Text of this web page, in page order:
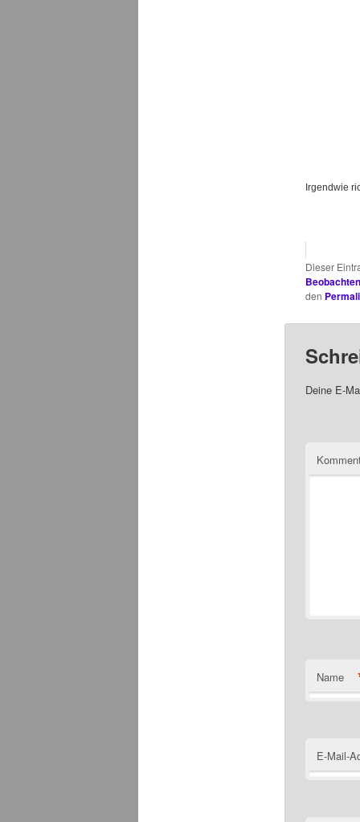
Irgendwie
Dieser
Beobachten
den
Deine E-
Name
E-Mail-